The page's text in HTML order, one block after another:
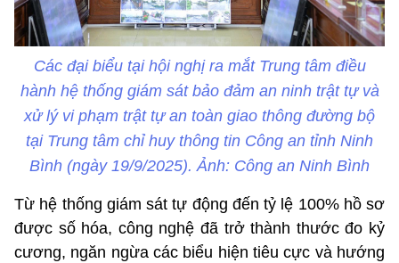
Các đại biểu tại hội nghị ra mắt Trung tâm điều
hành hệ thống giám sát bảo đảm an ninh trật tự và
xử lý vi phạm trật tự an toàn giao thông đường bộ
tại Trung tâm chỉ huy thông tin Công an tỉnh Ninh
Bình (ngày 19/9/2025). Ảnh: Công an Ninh Bình
Từ hệ thống giám sát tự động đến tỷ lệ 100% hồ sơ
được số hóa, công nghệ đã trở thành thước đo kỷ
cương, ngăn ngừa các biểu hiện tiêu cực và hướng